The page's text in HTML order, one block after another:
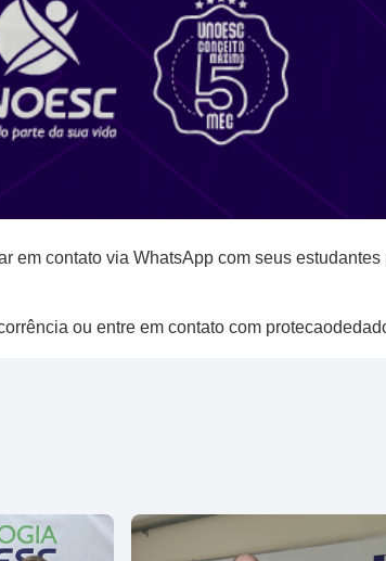
em contato via WhatsApp com seus
ou entre em contato com